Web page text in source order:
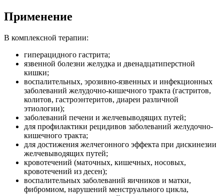
Применение
В комплексной терапии:
гиперацидного гастрита;
язвенной болезни желудка и двенадцатиперстной
кишки;
воспалительных, эрозивно-язвенных и инфекционных
заболеваний желудочно-кишечного тракта (гастритов,
колитов, гастроэнтеритов, диареи различной
этиологии);
заболеваний печени и желчевыводящих путей;
для профилактики рецидивов заболеваний желудочно-
кишечного тракта;
для достижения желчегонного эффекта при дискинезии
желчевыводящих путей;
кровотечений (маточных, кишечных, носовых,
кровотечений из десен);
воспалительных заболеваний яичников и матки,
фибромиом, нарушений менструального цикла,